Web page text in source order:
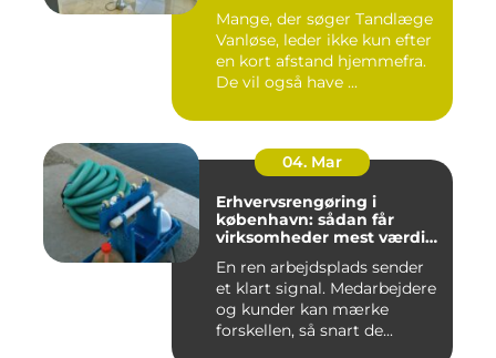
Mange, der søger Tandlæge
Vanløse, leder ikke kun efter
en kort afstand hjemmefra.
De vil også have ...
04. Mar
Erhvervsrengøring i
københavn: sådan får
virksomheder mest værdi
En ren arbejdsplads sender
et klart signal. Medarbejdere
og kunder kan mærke
forskellen, så snart de...